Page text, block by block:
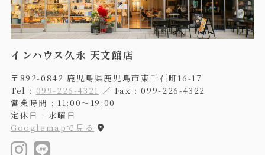
インハウス久永 天文館店
〒892-0842 鹿児島県鹿児島市東千石町16-17
Tel : 099-226-4321 ／ Fax : 099-226-4322
営業時間 : 11:00〜19:00
定休日 : 水曜日
Googlemapで見る